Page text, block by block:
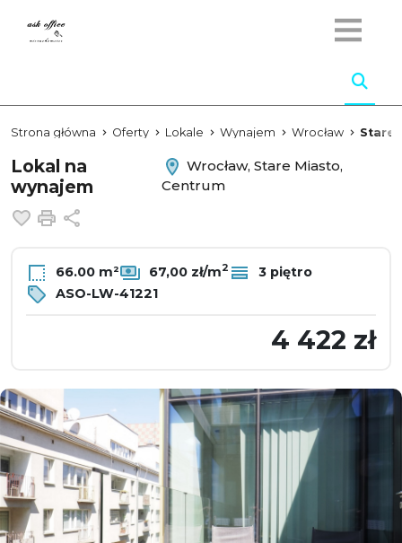
Strona główna Oferty Lokale Wynajem Wrocław Stare
Lokal na
wynajem
Wrocław, Stare Miasto,
Centrum
Dodaj do ulubionych
Drukuj
66.00 m² 67,00 zł/m2
3 piętro
ASO-LW-41221
4 422 zł